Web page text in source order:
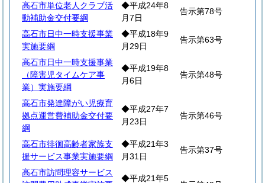
高石市単位老人クラブ活
動補助金交付要綱
◆平成24年8
月7日
告示第78号
高石市日中一時支援事業
実施要綱
◆平成18年9
月29日
告示第63号
高石市日中一時支援事業
（障害児タイムケア事
業）実施要綱
◆平成19年8
月6日
告示第48号
高石市発達障がい児療育
拠点運営費補助金交付要
綱
◆平成27年7
月23日
告示第46号
高石市徘徊高齢者家族支
援サービス事業実施要綱
◆平成21年3
月31日
告示第37号
高石市訪問理容サービス
◆平成21年5